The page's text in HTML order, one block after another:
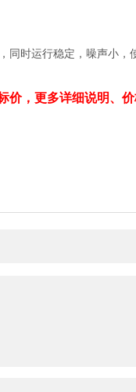
时运行稳定，噪声小
，更多详细说明、